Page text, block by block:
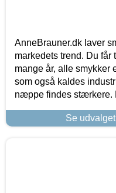
AnneBrauner.dk laver
markedets trend. Du
mange år, alle smykker
som også kaldes
næppe findes stærkere.
Se